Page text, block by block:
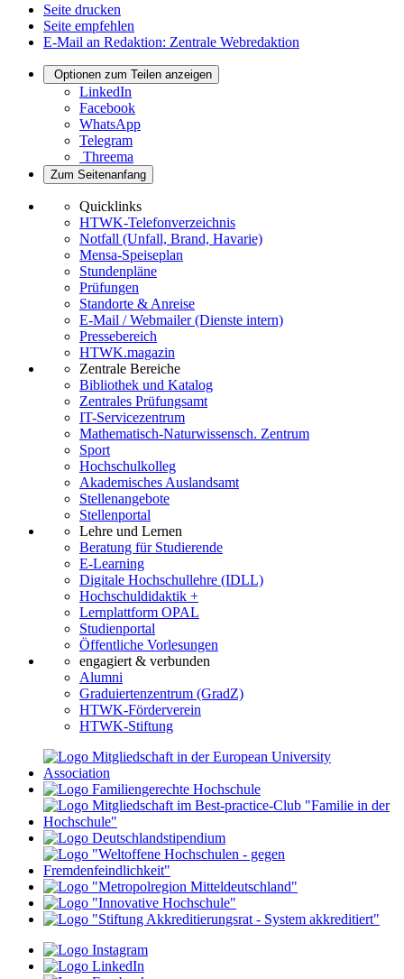
Seite drucken
Seite empfehlen
E-Mail an Redaktion: Zentrale Webredaktion
Optionen zum Teilen anzeigen
LinkedIn
Facebook
WhatsApp
Telegram
Threema
Zum Seitenanfang
Quicklinks
HTWK-Telefonverzeichnis
Notfall (Unfall, Brand, Havarie)
Mensa-Speiseplan
Stundenpläne
Prüfungen
Standorte & Anreise
E-Mail / Webmailer (Dienste intern)
Pressebereich
HTWK.magazin
Zentrale Bereiche
Bibliothek und Katalog
Zentrales Prüfungsamt
IT-Servicezentrum
Mathematisch-Naturwissensch. Zentrum
Sport
Hochschulkolleg
Akademisches Auslandsamt
Stellenangebote
Stellenportal
Lehre und Lernen
Beratung für Studierende
E-Learning
Digitale Hochschullehre (IDLL)
Hochschuldidaktik +
Lernplattform OPAL
Studienportal
Öffentliche Vorlesungen
engagiert & verbunden
Alumni
Graduiertenzentrum (GradZ)
HTWK-Förderverein
HTWK-Stiftung